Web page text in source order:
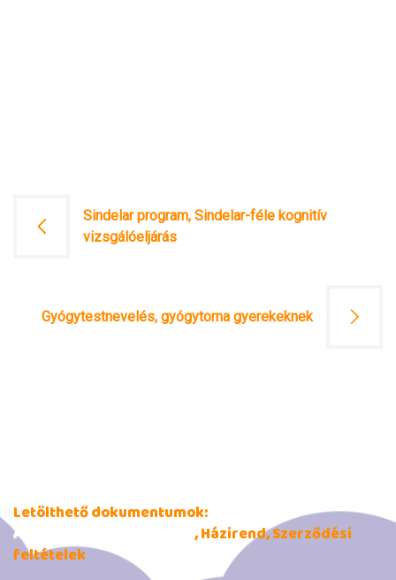
Bejegyzés
navigáció
Sindelar program, Sindelar-féle kognitív
vizsgálóeljárás
Gyógytestnevelés, gyógytorna gyerekeknek
Letölthető dokumentumok:
Adatkezelési tájékoztató , Házirend, Szerződési
feltételek